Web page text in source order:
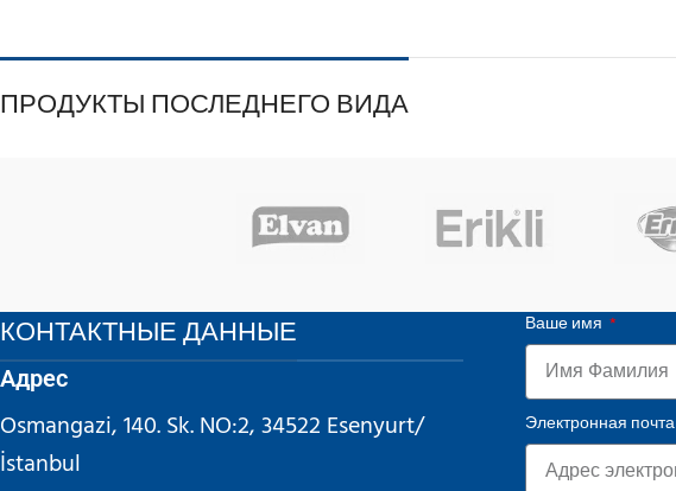
ПРОДУКТЫ ПОСЛЕДНЕГО ВИДА
КОНТАКТНЫЕ ДАННЫЕ
Адрес
Osmangazi, 140. Sk. NO:2, 34522 Esenyurt/
İstanbul
Ваше имя
Электронная почта